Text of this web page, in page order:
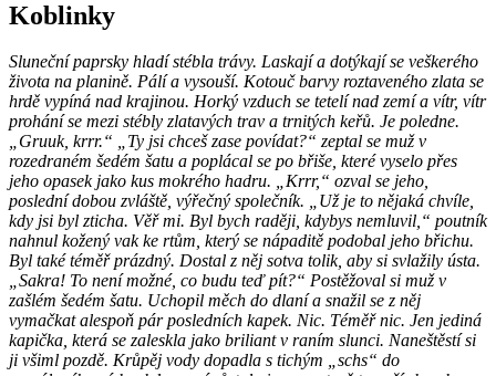
Koblinky
Sluneční paprsky hladí stébla trávy. Laskají a dotýkají se veškerého
života na planině. Pálí a vysouší. Kotouč barvy roztaveného zlata se
hrdě vypíná nad krajinou. Horký vzduch se tetelí nad zemí a vítr, vítr
prohání se mezi stébly zlatavých trav a trnitých keřů. Je poledne.
„Gruuk, krrr.“ „Ty jsi chceš zase povídat?“ zeptal se muž v
rozedraném šedém šatu a poplácal se po břiše, které vyselo přes
jeho opasek jako kus mokrého hadru. „Krrr,“ ozval se jeho,
poslední dobou zvláště, výřečný společník. „Už je to nějaká chvíle,
kdy jsi byl zticha. Věř mi. Byl bych raději, kdybys nemluvil,“ poutník
nahnul kožený vak ke rtům, který se nápaditě podobal jeho břichu.
Byl také téměř prázdný. Dostal z něj sotva tolik, aby si svlažily ústa.
„Sakra! To není možné, co budu teď pít?“ Postěžoval si muž v
zašlém šedém šatu. Uchopil měch do dlaní a snažil se z něj
vymačkat alespoň pár posledních kapek. Nic. Téměř nic. Jen jediná
kapička, která se zaleskla jako briliant v raním slunci. Naneštěstí si
ji všiml pozdě. Krůpěj vody dopadla s tichým „schs“ do